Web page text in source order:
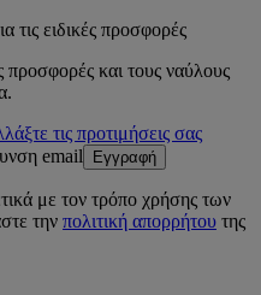
τις ειδικές προσφορές
προσφορές και τους ναύλους
τις προτιμήσεις σας
email
Εγγραφή
με τον τρόπο χρήσης των
την πολιτική απορρήτου της